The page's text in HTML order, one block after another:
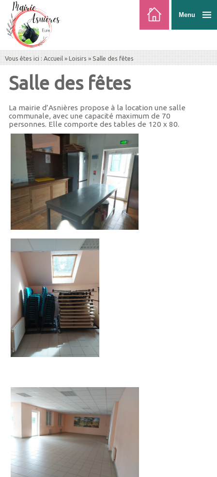
Menu
Vous êtes ici : Accueil » Loisirs » Salle des fêtes
Salle des fêtes
La mairie d’Asnières propose à la location une salle
communale, avec une capacité maximum de 70
personnes. Elle comporte des tables de 120 x 80.